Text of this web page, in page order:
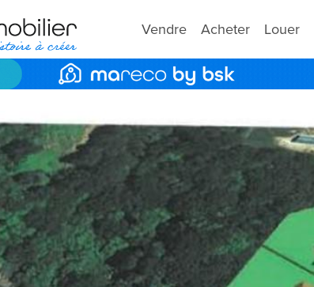
Vendre Acheter Louer